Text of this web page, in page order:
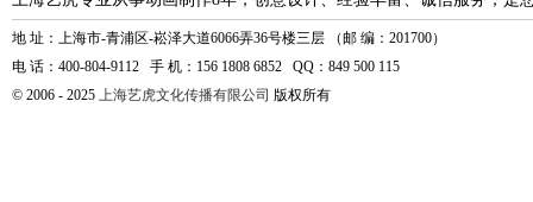
地 址：上海市-青浦区-崧泽大道6066弄36号楼三层 （邮 编：201700）
电 话：400-804-9112 手 机：156 1808 6852 QQ：849 500 115
© 2006 - 2025 上海艺虎文化传播有限公司 版权所有